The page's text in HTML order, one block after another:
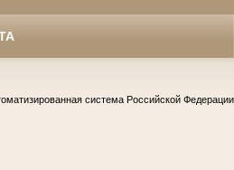
система Российской